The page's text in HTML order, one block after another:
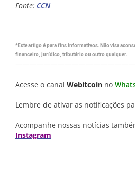
Fonte: CCN
*Este artigo é para fins informativos. Não visa
financeiro, jurídico, tributário ou outro qualquer.
Acesse o canal Webitcoin no
Lembre de ativar as notificações
Acompanhe nossas notícias
Instagram